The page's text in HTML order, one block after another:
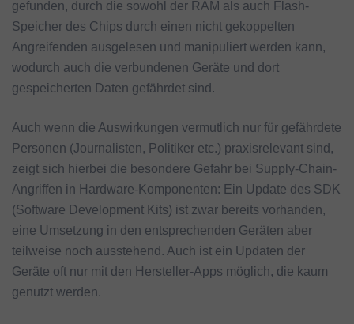
gefunden, durch die sowohl der RAM als auch Flash-
Speicher des Chips durch einen nicht gekoppelten
Angreifenden ausgelesen und manipuliert werden kann,
wodurch auch die verbundenen Geräte und dort
gespeicherten Daten gefährdet sind.
Auch wenn die Auswirkungen vermutlich nur für gefährdete
Personen (Journalisten, Politiker etc.) praxisrelevant sind,
zeigt sich hierbei die besondere Gefahr bei Supply-Chain-
Angriffen in Hardware-Komponenten: Ein Update des SDK
(Software Development Kits) ist zwar bereits vorhanden,
eine Umsetzung in den entsprechenden Geräten aber
teilweise noch ausstehend. Auch ist ein Updaten der
Geräte oft nur mit den Hersteller-Apps möglich, die kaum
genutzt werden.